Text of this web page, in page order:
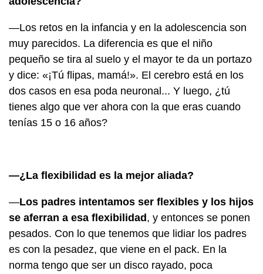
—Los retos en la infancia y en la adolescencia son
muy parecidos. La diferencia es que el niño
pequeño se tira al suelo y el mayor te da un portazo
y dice: «¡Tú flipas, mamá!». El cerebro está en los
dos casos en esa poda neuronal... Y luego, ¿tú
tienes algo que ver ahora con la que eras cuando
tenías 15 o 16 años?
—¿La flexibilidad es la mejor aliada?
—Los padres intentamos ser flexibles y los hijos
se aferran a esa flexibilidad, y entonces se ponen
pesados. Con lo que tenemos que lidiar los padres
es con la pesadez, que viene en el pack. En la
norma tengo que ser un disco rayado, poca